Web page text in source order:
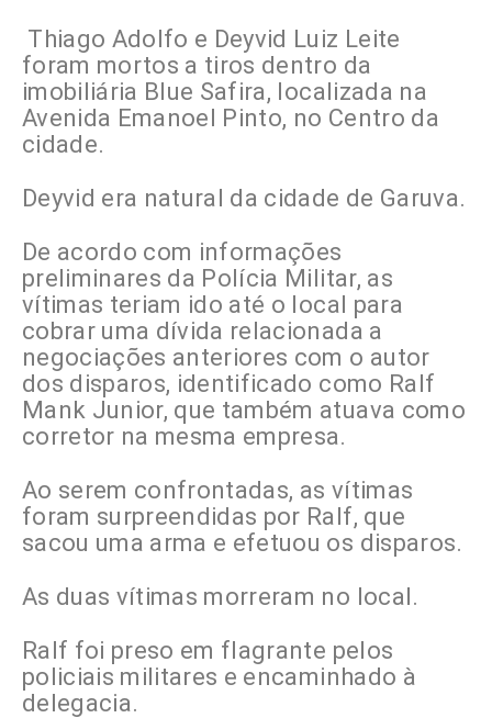
Thiago Adolfo e Deyvid Luiz Leite
foram mortos a tiros dentro da
imobiliária Blue Safira, localizada na
Avenida Emanoel Pinto, no Centro da
cidade.
Deyvid era natural da cidade de Garuva.
De acordo com informações
preliminares da Polícia Militar, as
vítimas teriam ido até o local para
cobrar uma dívida relacionada a
negociações anteriores com o autor
dos disparos, identificado como Ralf
Mank Junior, que também atuava como
corretor na mesma empresa.
Ao serem confrontadas, as vítimas
foram surpreendidas por Ralf, que
sacou uma arma e efetuou os disparos.
As duas vítimas morreram no local.
Ralf foi preso em flagrante pelos
policiais militares e encaminhado à
delegacia.